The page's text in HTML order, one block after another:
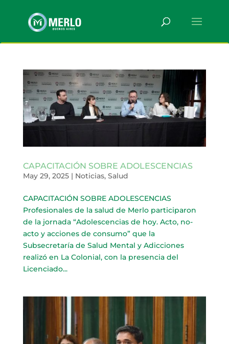
CAPACITACIÓN SOBRE ADOLESCENCIAS
May 29, 2025| Noticias, Salud
CAPACITACIÓN SOBRE ADOLESCENCIAS
Profesionales de la salud de Merlo participaron
de la jornada “Adolescencias de hoy. Acto, no-
acto y acciones de consumo” que la
Subsecretaría de Salud Mental y Adicciones
realizó en La Colonial, con la presencia del
Licenciado...